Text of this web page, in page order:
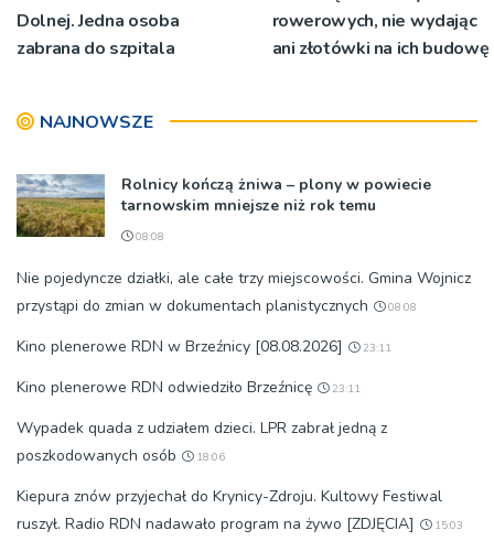
Dolnej. Jedna osoba
zabrana do szpitala
rowerowych, nie wydając
ani złotówki na ich budowę
NAJNOWSZE
Rolnicy kończą żniwa – plony w powiecie
tarnowskim mniejsze niż rok temu
08:08
Nie pojedyncze działki, ale całe trzy miejscowości. Gmina Wojnicz
przystąpi do zmian w dokumentach planistycznych
08:08
Kino plenerowe RDN w Brzeźnicy [08.08.2026] 23:11
Kino plenerowe RDN odwiedziło Brzeźnicę 23:11
Wypadek quada z udziałem dzieci. LPR zabrał jedną z
poszkodowanych osób
18:06
Kiepura znów przyjechał do Krynicy-Zdroju. Kultowy Festiwal
ruszył. Radio RDN nadawało program na żywo [ZDJĘCIA]
15:03